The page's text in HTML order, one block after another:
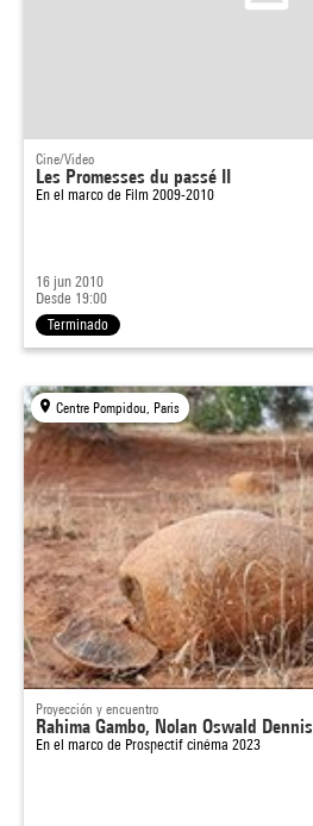
Cine/Video
Les Promesses du passé II
En el marco de Film 2009-2010
16 jun 2010
Desde 19:00
Terminado
Centre Pompidou, Paris
Proyección y encuentro
Rahima Gambo, Nolan Oswald Dennis
En el marco de Prospectif cinéma 2023